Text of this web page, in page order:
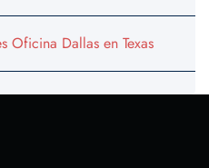
Oficina Dallas en Texas